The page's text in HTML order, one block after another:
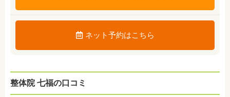
ネット予約はこちら
整体院 七福の口コミ